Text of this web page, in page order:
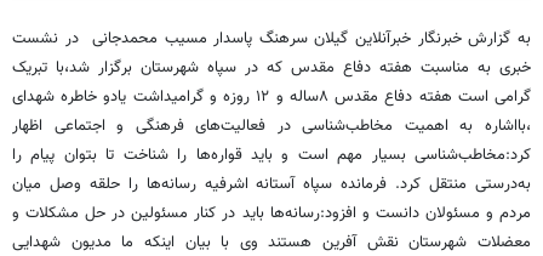
به گزارش خبرنگار خبرآنلاین گیلان سرهنگ پاسدار مسیب محمدجانی در نشست
خبری به مناسبت هفته دفاع مقدس که در سپاه شهرستان برگزار شد،با تبریک
گرامی است هفته دفاع مقدس ۸ساله و ۱۲ روزه و گرامیداشت یادو خاطره شهدای
،بااشاره به اهمیت مخاطب‌شناسی در فعالیت‌های فرهنگی و اجتماعی اظهار
کرد:مخاطب‌شناسی بسیار مهم است و باید قواره‌ها را شناخت تا بتوان پیام را
به‌درستی منتقل کرد. فرمانده سپاه آستانه اشرفیه رسانه‌ها را حلقه وصل میان
مردم و مسئولان دانست و افزود:رسانه‌ها باید در کنار مسئولین در حل مشکلات و
معضلات شهرستان نقش آفرین هستند وی با بیان اینکه ما مدیون شهدایی